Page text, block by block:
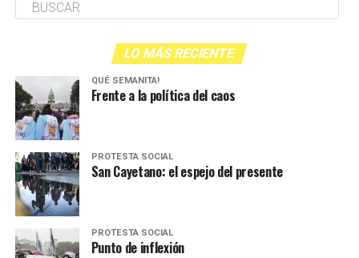
LO MÁS RECIENTE
QUÉ SEMANITA!
Frente a la política del caos
PROTESTA SOCIAL
San Cayetano: el espejo del presente
PROTESTA SOCIAL
Punto de inflexión